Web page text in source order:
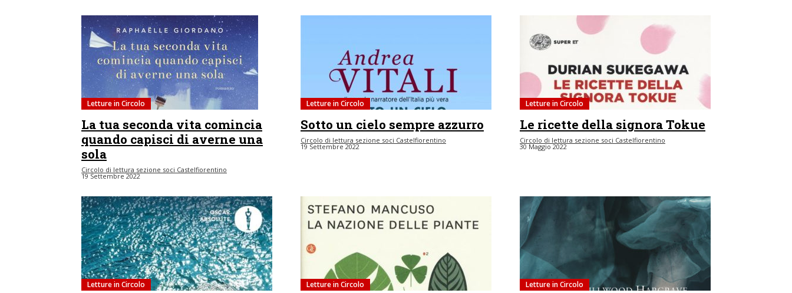
Letture in Circolo
La tua seconda vita comincia
quando capisci di averne una
sola
Circolo di lettura sezione soci Castelfiorentino
19 Settembre 2022
Letture in Circolo
Sotto un cielo sempre azzurro
Circolo di lettura sezione soci Castelfiorentino
19 Settembre 2022
Letture in Circolo
Le ricette della signora Tokue
Circolo di lettura sezione soci Castelfiorentino
30 Maggio 2022
Letture in Circolo Letture in Circolo Letture in Circolo